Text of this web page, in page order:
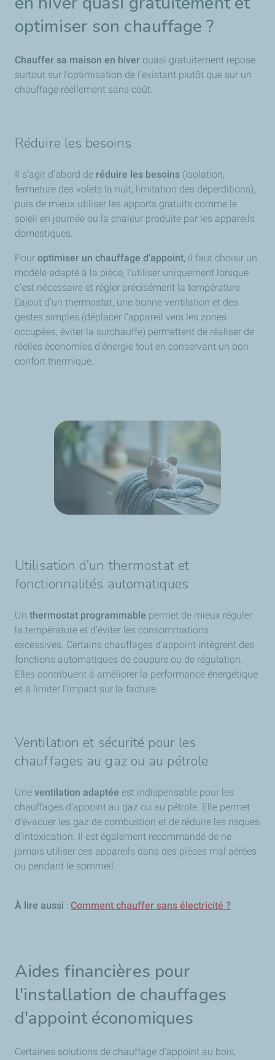
optimiser son chauffage ?
Chauffer sa maison en hiver quasi gratuitement repose
surtout sur l’optimisation de l’existant plutôt que sur un
chauffage réellement sans coût.
Réduire les besoins
Il s’agit d’abord de réduire les besoins (isolation,
fermeture des volets la nuit, limitation des déperditions),
puis de mieux utiliser les apports gratuits comme le
soleil en journée ou la chaleur produite par les appareils
domestiques.
Pour optimiser un chauffage d’appoint, il faut choisir un
modèle adapté à la pièce, l’utiliser uniquement lorsque
c’est nécessaire et régler précisément la température.
L’ajout d’un thermostat, une bonne ventilation et des
gestes simples (déplacer l’appareil vers les zones
occupées, éviter la surchauffe) permettent de réaliser de
réelles économies d’énergie tout en conservant un bon
confort thermique.
Utilisation d’un thermostat et
fonctionnalités automatiques
Un thermostat programmable permet de mieux réguler
la température et d’éviter les consommations
excessives. Certains chauffages d’appoint intègrent des
fonctions automatiques de coupure ou de régulation.
Elles contribuent à améliorer la performance énergétique
et à limiter l’impact sur la facture.
Ventilation et sécurité pour les
chauffages au gaz ou au pétrole
Une ventilation adaptée est indispensable pour les
chauffages d’appoint au gaz ou au pétrole. Elle permet
d’évacuer les gaz de combustion et de réduire les risques
d’intoxication. Il est également recommandé de ne
jamais utiliser ces appareils dans des pièces mal aérées
ou pendant le sommeil.
À lire aussi : Comment chauffer sans électricité ?
Aides financières pour
l'installation de chauffages
d'appoint économiques
Certaines solutions de chauffage d’appoint au bois,